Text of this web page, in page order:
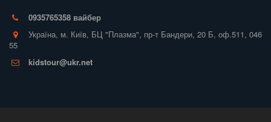
0935765358 вайбер
Україна, м. Київ, БЦ "Плазма", пр-т Бандери, 20 Б, оф.511, 046
55
kidstour@ukr.net